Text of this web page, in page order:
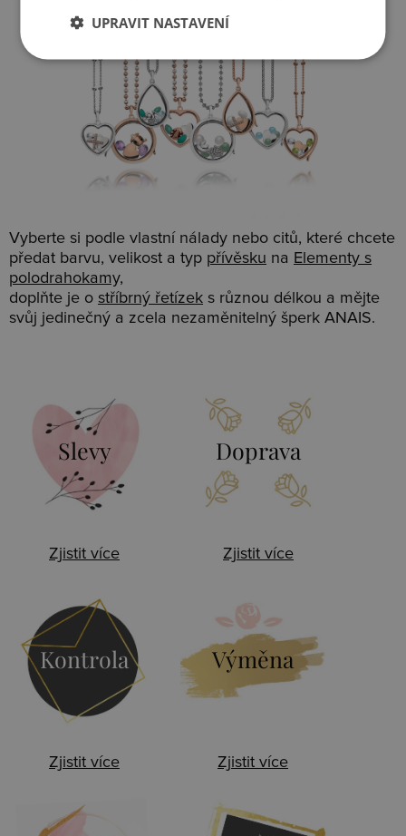
Vyberte si podle vlastní nálady nebo citů, které chcete
předat barvu, velikost a typ přívěsku na Elementy s
polodrahokamy,
doplňte je o stříbrný řetízek s různou délkou a mějte
svůj jedinečný a zcela nezaměnitelný šperk ANAIS.
Slevy
Zjistit více
Doprava
Zjistit více
Kontrola
Zjistit více
Výměna
Zjistit více
UPRAVIT NASTAVENÍ